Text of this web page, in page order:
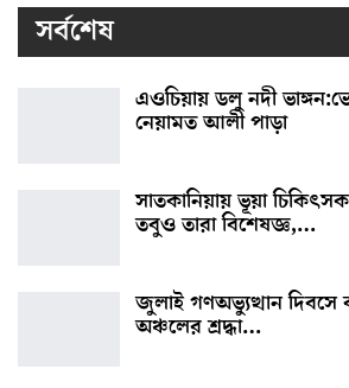
সর্বশেষ
এওচিয়ায় ডলু নদী
নেয়ামত আলী পাড়া
সাতকানিয়ায় ভূয়া
তবুও তারা বিশেষজ্ঞ,…
জুলাই গণঅভ্যুত্থান দিবসে
অঞ্চলের শ্রদ্ধা…